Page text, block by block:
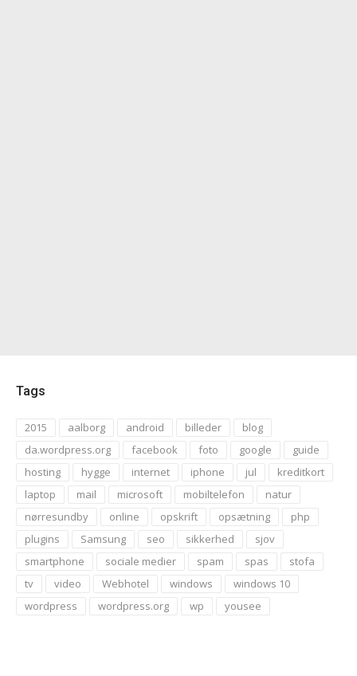
Tags
2015 aalborg android billeder
blog
da.wordpress.org
facebook foto google
guide
hosting
hygge internet iphone jul
kreditkort
laptop
mail microsoft mobiltelefon
natur
nørresundby
online opskrift opsætning
php
plugins
Samsung seo sikkerhed
sjov
smartphone
sociale medier spam spas
stofa
tv
video Webhotel windows
windows 10
wordpress
wordpress.org wp yousee